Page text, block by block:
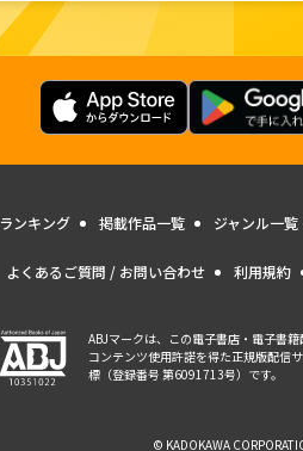
ランキング 掲載作品一覧 ジャンル一覧
よくあるご質問 / お問い合わせ 利用規約
ABJマークは、この電子書店・電子書
コンテンツ使用許諾を得た正規版配信
標（登録番号 第6091713号）です。
© KADOKAWA